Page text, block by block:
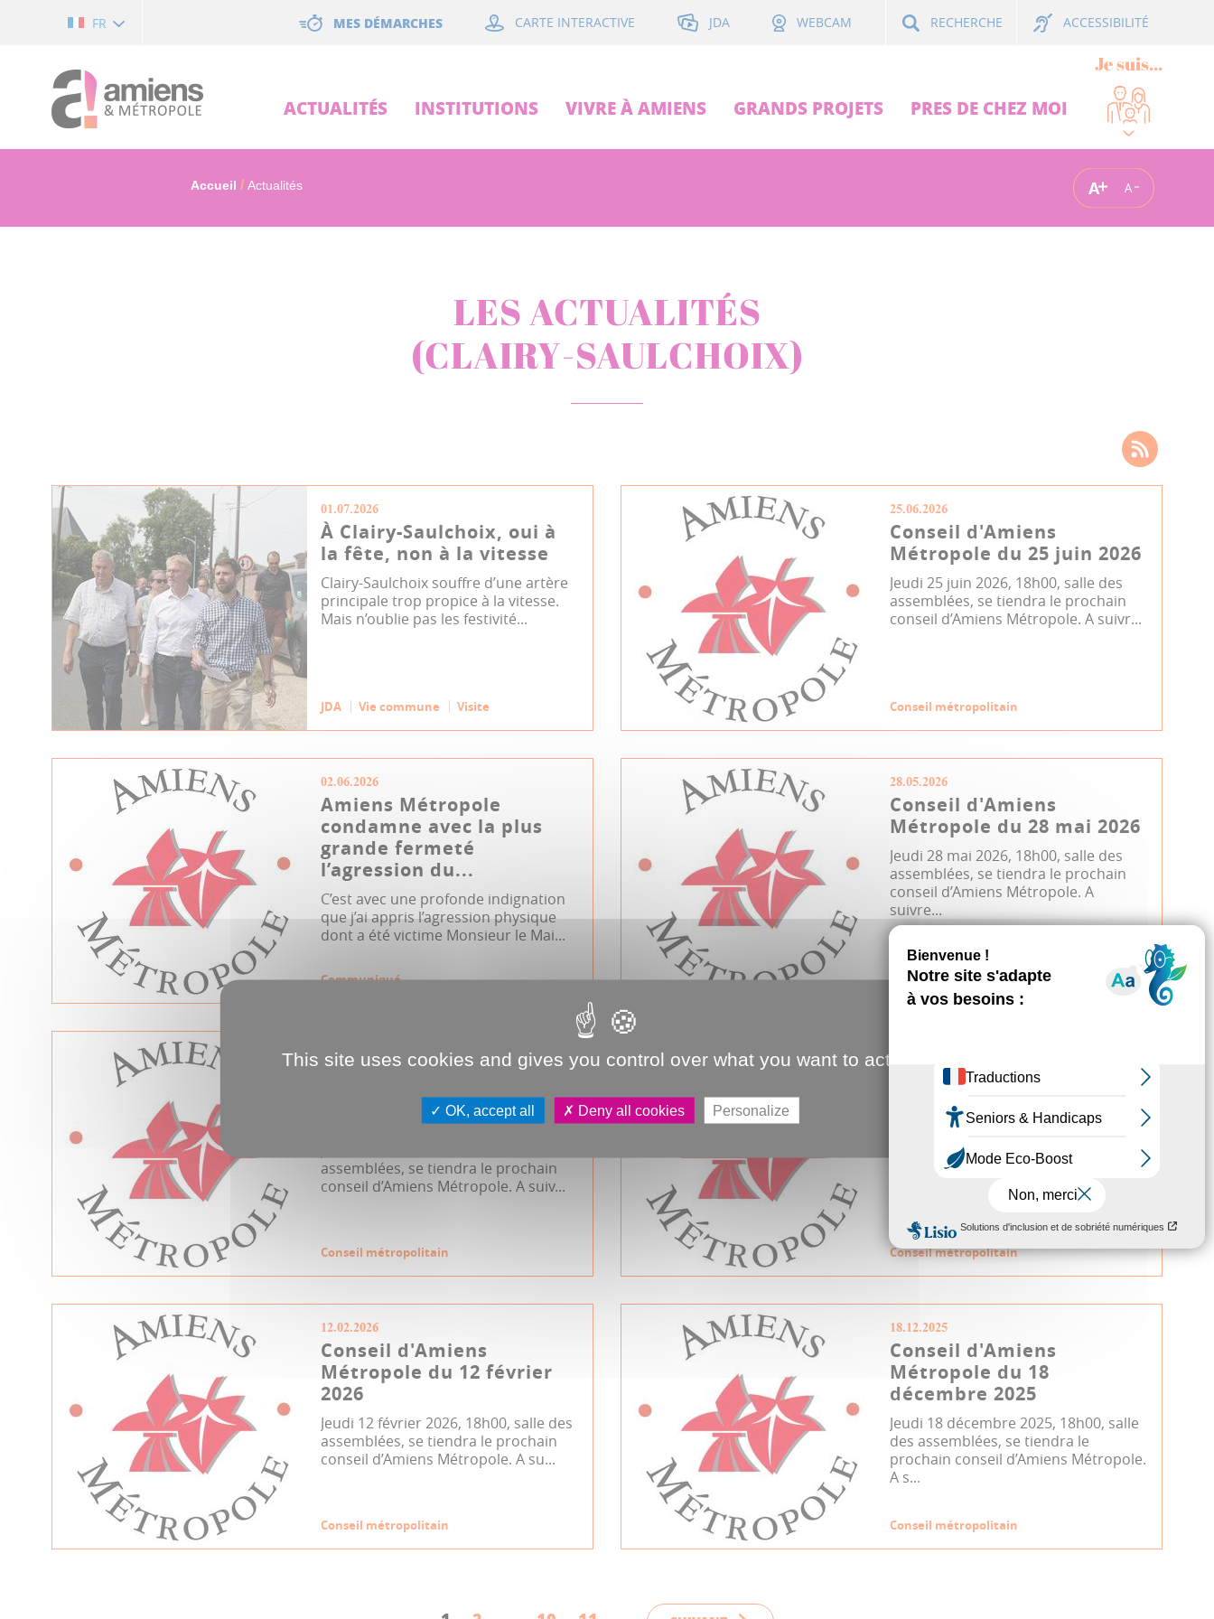
FR MES DÉMARCHES CARTE INTERACTIVE JDA WEBCAM RECHERCHE ACCESSIBILITÉ
ACTUALITÉS INSTITUTIONS VIVRE À AMIENS GRANDS PROJETS PRES DE CHEZ MOI
Je suis...
Accueil Actualités A A
LES ACTUALITÉS
(CLAIRY-SAULCHOIX)
01.07.2026
À Clairy-Saulchoix, oui à
la fête, non à la vitesse
Clairy-Saulchoix souffre d’une artère
principale trop propice à la vitesse.
Mais n’oublie pas les festivité...
JDA Vie commune Visite
25.06.2026
Conseil d'Amiens
Métropole du 25 juin 2026
Jeudi 25 juin 2026, 18h00, salle des
assemblées, se tiendra le prochain
conseil d’Amiens Métropole. A suivr...
Conseil métropolitain
02.06.2026
Amiens Métropole
condamne avec la plus
grande fermeté
l’agression du...
C’est avec une profonde indignation
que j’ai appris l’agression physique
dont a été victime Monsieur le Mai...
Communiqué
28.05.2026
Conseil d'Amiens
Métropole du 28 mai 2026
Jeudi 28 mai 2026, 18h00, salle des
assemblées, se tiendra le prochain
conseil d’Amiens Métropole. A
suivre...
Conseil métropolitain
23.04.2026
Métropole du 23 avril
assemblées, se tiendra le prochain
conseil d’Amiens Métropole. A suiv...
Conseil métropolitain
Conseil d'Amiens
Mardi 7 avril 2026, 17h00, salle des
assemblées, se tiendra le prochain
conseil d’Amiens Métropole. A suivr...
Conseil métropolitain
12.02.2026
Conseil d'Amiens
Métropole du 12 février
2026
Jeudi 12 février 2026, 18h00, salle des
assemblées, se tiendra le prochain
conseil d’Amiens Métropole. A su...
Conseil métropolitain
18.12.2025
Conseil d'Amiens
Métropole du 18
décembre 2025
Jeudi 18 décembre 2025, 18h00, salle
des assemblées, se tiendra le
prochain conseil d’Amiens Métropole.
A s...
Conseil métropolitain
This site uses cookies and gives you control over what you want to activate
OK, accept all Deny all cookies Personalize